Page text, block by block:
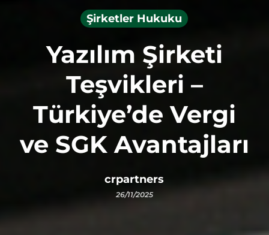
Şirketler Hukuku
Yazılım Şirketi
Teşvikleri –
Türkiye’de Vergi
ve SGK Avantajları
crpartners
26/11/2025